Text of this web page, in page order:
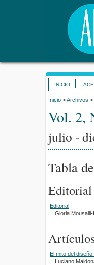
INICIO
Inicio >Archivos >
Vol. 2,
julio -
Tabla
Editorial
Editorial
Gloria
El mito del
Luciano